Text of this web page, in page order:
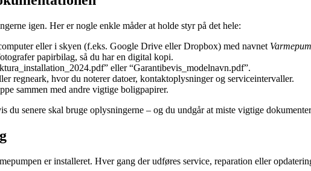
igen. Her er nogle enkle måder at holde styr på det hele:
eller i skyen (f.eks. Google Drive eller Dropbox) med navnet
papirbilag, så du har en digital kopi.
eller “Garantibevis_modelnavn.pdf”.
regneark, hvor du noterer datoer, kontaktoplysninger og serviceintervaller.
sammen med andre vigtige boligpapirer.
du senere skal bruge oplysningerne – og du undgår at miste vigtige
er installeret. Hver gang der udføres service, reparation eller